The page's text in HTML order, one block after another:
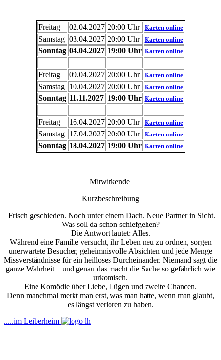
Freitag 02.04.2027 20:00 Uhr Karten online
Samstag 03.04.2027 20:00 Uhr Karten online
Sonntag 04.04.2027 19:00 Uhr Karten online
Freitag 09.04.2027 20:00 Uhr Karten online
Samstag 10.04.2027 20:00 Uhr Karten online
Sonntag 11.11.2027 19:00 Uhr Karten online
Freitag 16.04.2027 20:00 Uhr Karten online
Samstag 17.04.2027 20:00 Uhr Karten online
Sonntag 18.04.2027 19:00 Uhr Karten online
Mitwirkende
Kurzbeschreibung
Frisch geschieden. Noch unter einem Dach. Neue Partner in Sicht.
Was soll da schon schiefgehen?
Die Antwort lautet: Alles.
Während eine Familie versucht, ihr Leben neu zu ordnen, sorgen
unerwartete Besucher, geheimnisvolle Absichten und jede Menge
Missverständnisse für ein heilloses Durcheinander. Niemand sagt die
ganze Wahrheit – und genau das macht die Sache so gefährlich wie
urkomisch.
Eine Komödie über Liebe, Lügen und zweite Chancen.
Denn manchmal merkt man erst, was man hatte, wenn man glaubt,
es längst verloren zu haben.
.....im Leiberheim